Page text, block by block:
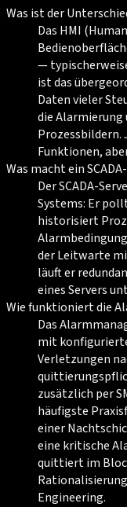
Was ist der
Das HMI
—
ist das
Daten vieler
die
Prozessbildern.
Funktionen,
Was macht ein
Der SCADA-
Systems: Er
historisiert
der Leitwarte
läuft er
eines Servers
Wie funktioniert die
Das
mit
Verletzungen
zusätzlich per
häufigste
einer
eine kritische
quittiert im
Engineering.